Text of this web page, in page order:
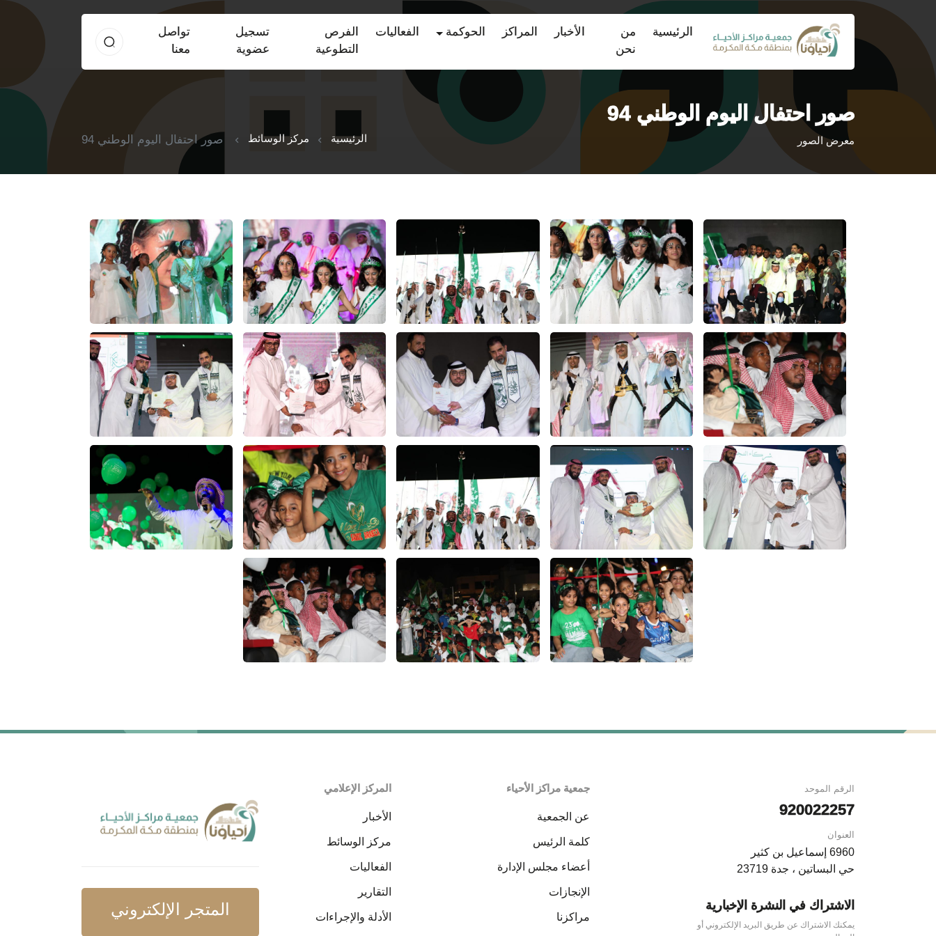
الرئيسية
(current)
من
نحن
الأخبار المراكز الحوكمة الفعاليات
الفرص
التطوعية
تسجيل
عضوية
تواصل
معنا
صور احتفال اليوم الوطني 94
معرض الصور الرئيسية مركز الوسائط صور احتفال اليوم الوطني 94
الرقم الموحد
920022257
العنوان
6960 إسماعيل بن كثير
حي البساتين ، جدة 23719
الاشتراك في النشرة الإخبارية
يمكنك الاشتراك عن طريق البريد الإلكتروني أو
جمعية مراكز الأحياء
عن الجمعية
كلمة الرئيس
أعضاء مجلس الإدارة
الإنجازات
مراكزنا
المركز الإعلامي
الأخبار
مركز الوسائط
الفعاليات
التقارير
الأدلة والإجراءات المتجر الإلكتروني